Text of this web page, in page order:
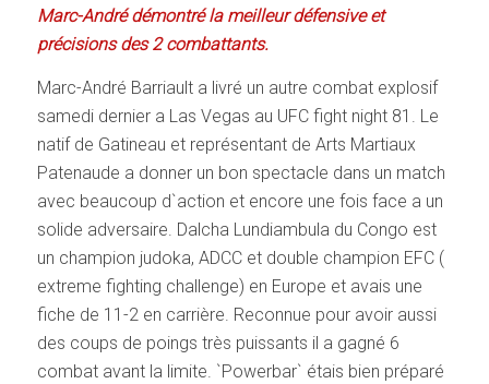
Marc-André démontré la meilleur défensive et
précisions des 2 combattants.
Marc-André Barriault a livré un autre combat explosif
samedi dernier a Las Vegas au UFC fight night 81. Le
natif de Gatineau et représentant de Arts Martiaux
Patenaude a donner un bon spectacle dans un match
avec beaucoup d`action et encore une fois face a un
solide adversaire. Dalcha Lundiambula du Congo est
un champion judoka, ADCC et double champion EFC (
extreme fighting challenge) en Europe et avais une
fiche de 11-2 en carrière. Reconnue pour avoir aussi
des coups de poings très puissants il a gagné 6
combat avant la limite. `Powerbar` étais bien préparé